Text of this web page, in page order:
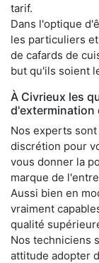
tarif.
Dans l'optique
les particuliers
de cafards de
but qu'ils soient
À Civrieux les
d'extermination
Nos experts
discrétion pour
vous donner la
marque de
Aussi bien en
vraiment
qualité
Nos techniciens
attitude adopter